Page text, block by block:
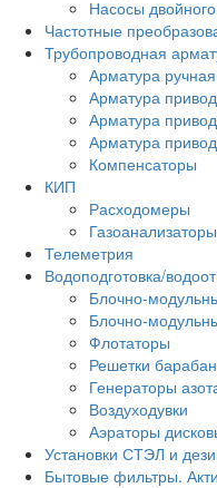
Насосы
Частотные
Трубопроводная
Арматура ручная
Арматура
Арматура
Арматура
Компенсаторы
КИП
Расходомеры
Телеметрия
Водоподготовка/
Блочно-
Блочно-
Флотаторы
Решетки
Генераторы
Воздуходувки
Аэраторы
Установки СТЭЛ и
Бытовые фильтры.